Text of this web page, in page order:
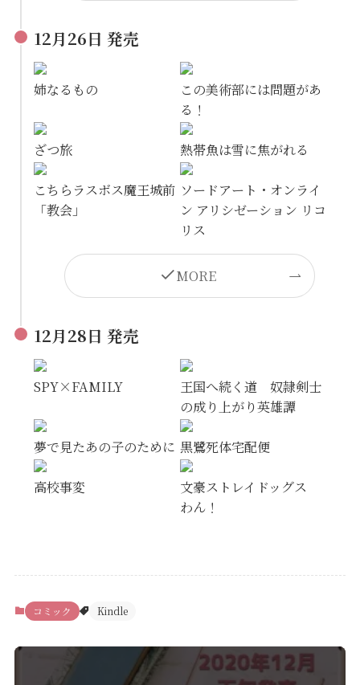
12月26日 発売
姉なるもの
この美術部には問題があ
る！
ざつ旅 熱帯魚は雪に焦がれる
こちらラスボス魔王城前
「教会」
ソードアート・オンライ
ン アリシゼーション リコ
リス
MORE
12月28日 発売
SPY×FAMILY
王国へ続く道 奴隷剣士
の成り上がり英雄譚
夢で見たあの子のために 黒鷺死体宅配便
高校事変
文豪ストレイドッグス
わん！
コミック Kindle